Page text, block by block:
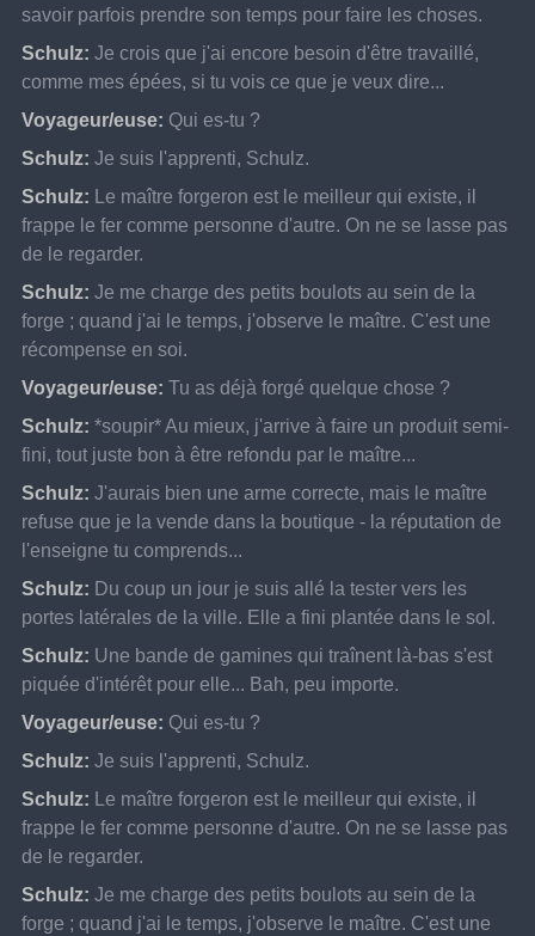
savoir parfois prendre son temps pour faire les choses.
Schulz: Je crois que j'ai encore besoin d'être travaillé,
comme mes épées, si tu vois ce que je veux dire...
Voyageur/euse: Qui es-tu ?
Schulz: Je suis l'apprenti, Schulz.
Schulz: Le maître forgeron est le meilleur qui existe, il
frappe le fer comme personne d'autre. On ne se lasse pas
de le regarder.
Schulz: Je me charge des petits boulots au sein de la
forge ; quand j'ai le temps, j'observe le maître. C'est une
récompense en soi.
Voyageur/euse:
Tu as déjà forgé quelque chose ?
Schulz: *soupir* Au mieux, j'arrive à faire un produit semi-
fini, tout juste bon à être refondu par le maître...
Schulz: J'aurais bien une arme correcte, mais le maître
refuse que je la vende dans la boutique - la réputation de
l'enseigne tu comprends...
Schulz: Du coup un jour je suis allé la tester vers les
portes latérales de la ville. Elle a fini plantée dans le sol.
Schulz: Une bande de gamines qui traînent là-bas s'est
piquée d'intérêt pour elle... Bah, peu importe.
Voyageur/euse: Qui es-tu ?
Schulz: Je suis l'apprenti, Schulz.
Schulz: Le maître forgeron est le meilleur qui existe, il
frappe le fer comme personne d'autre. On ne se lasse pas
de le regarder.
Schulz: Je me charge des petits boulots au sein de la
forge ; quand j'ai le temps, j'observe le maître. C'est une